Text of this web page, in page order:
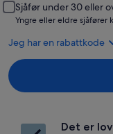
Sjåfør under 30 eller
Yngre eller eldre sjåfører
Jeg har en rabattkode
Det er